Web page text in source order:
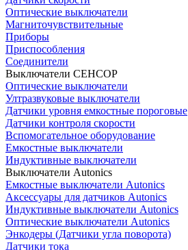
Оптические выключатели
Магниточувствительные
Приборы
Приспособления
Соединители
Выключатели СЕНСОР
Оптические выключатели
Ултразвуковые выключатели
Датчики уровня емкостные пороговые
Датчики контроля скорости
Вспомогательное оборудование
Емкостные выключатели
Индуктивные выключатели
Выключатели Autonics
Емкостные выключатели Autonics
Аксессуары для датчиков Autonics
Индуктивные выключатели Autonics
Оптические выключатели Autonics
Энкодеры (Датчики угла поворота)
Датчики тока